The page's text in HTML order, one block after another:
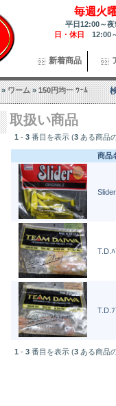
毎週火
平日12:00～
日・休日 12:00
新着商品
»ワーム»150円均一 ﾜｰﾑ
取扱い商品
1 - 3 番目を表示 (3 ある商品
商品
T.D.
T.D.
1 - 3 番目を表示 (3 ある商品